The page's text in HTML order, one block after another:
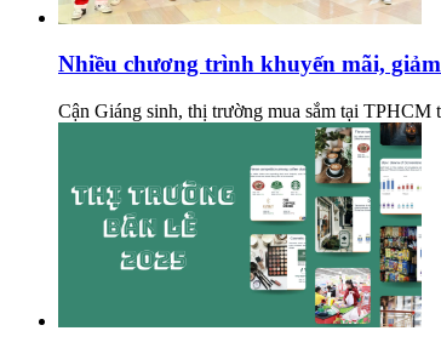
Nhiều chương trình khuyến mãi,
Cận Giáng sinh, thị trường mua sắm tại TPHCM